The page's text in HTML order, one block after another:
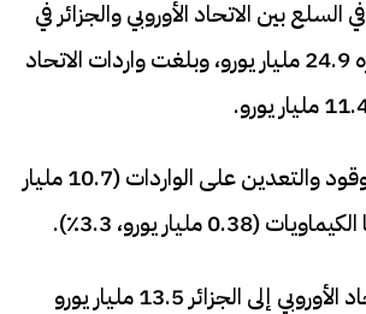
السلع بين الاتحاد الأوروبي والجزائر في
عام 2020 ما مقداره 24.9 مليار يورو، وبلغت واردات الاتحاد
سيطرت منتجات الوقود والتعدين على الواردات (10.7 مليار
بلغت صادرات الاتحاد الأوروبي إلى الجزائر 13.5 مليار يورو